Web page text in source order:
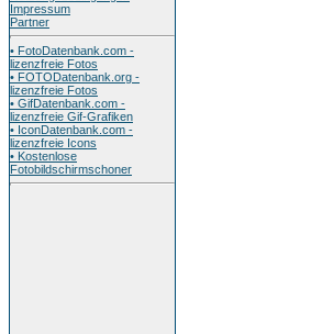
Impressum
Partner
• FotoDatenbank.com -
lizenzfreie Fotos
• FOTODatenbank.org -
lizenzfreie Fotos
• GifDatenbank.com -
lizenzfreie Gif-Grafiken
• IconDatenbank.com -
lizenzfreie Icons
• Kostenlose
Fotobildschirmschoner